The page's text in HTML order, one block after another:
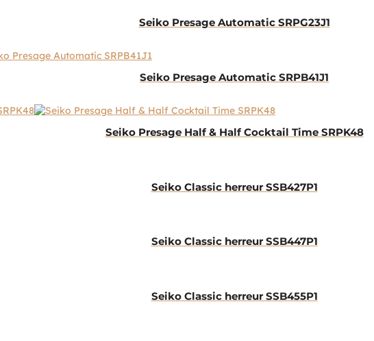
Seiko Presage Automatic SRPG23J1
Seiko Presage Automatic SRPB41J1
Seiko Presage Half & Half Cocktail Time SRPK48
Seiko Classic herreur SSB427P1
Seiko Classic herreur SSB447P1
Seiko Classic herreur SSB455P1